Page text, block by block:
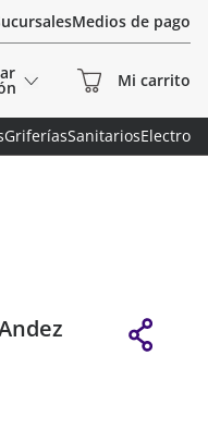
Medios de pago
GriferíasSanitariosElectro